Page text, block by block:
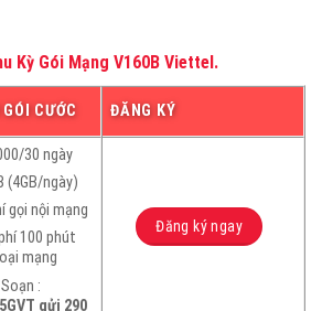
Kỳ Gói Mạng V160B Viettel.
CƯỚC ĐĂNG KÝ
30 ngày
(4GB/ngày)
gọi nội mạng
100 phút
mạng
Soạn :
gửi 290
Đăng ký ngay